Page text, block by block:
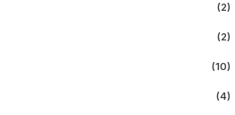
(2)
(2)
(10)
(4)